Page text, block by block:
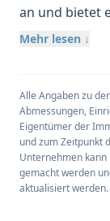
an und bietet
ein
Die Wohnung
Bad mit
Terrasse
Wohnung
Mehr lesen ↓
Alle Angaben zu
Abmessungen,
Eigentümer der
und zum Zeitpunkt
Unternehmen
gemacht werden
aktualisiert werden.